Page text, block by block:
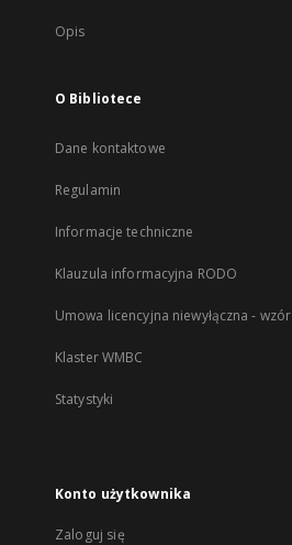
Opis
O Bibliotece
Dane kontaktowe
Regulamin
Informacje techniczne
Klauzula informacyjna RODO
Umowa licencyjna niewyłączna - wzór
Klaster WMBC
Statystyki
Konto użytkownika
Zaloguj się